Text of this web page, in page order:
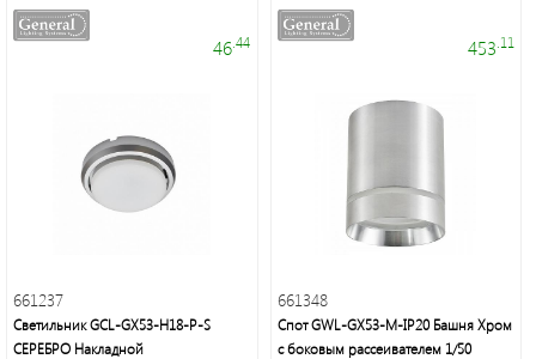
и
панели
и
праздничное
освещение
46.44
661237
Светильник GCL-GX53-H18-P-S
СЕРЕБРО Накладной
453 .11
661348
Спот GWL-GX53-M-IP20 Башня Хром
с боковым рассеивателем 1/50